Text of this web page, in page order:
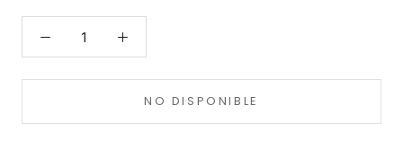
NO DISPONIBLE